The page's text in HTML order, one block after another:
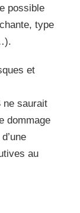
possible
type
et
ne saurait
dommage
au